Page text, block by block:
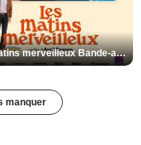
Les Matins merveilleux Bande-annonce VF
manquer